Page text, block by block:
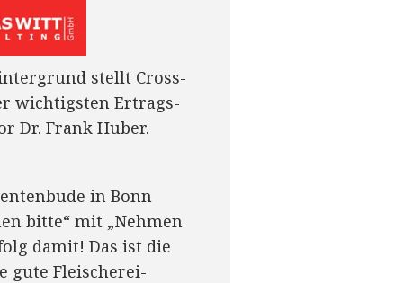
stellt Cross-
wichtigsten Ertrags-
Dr. Frank Huber.
in Bonn
bitte“ mit „Nehmen
damit! Das ist die
gute Fleischerei-